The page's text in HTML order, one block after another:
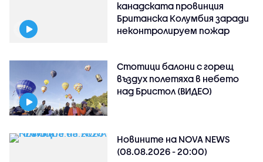
канадската провинция
Британска Колумбия заради
неконтролируем пожар
Стотици балони с горещ
въздух полетяха в небето
над Бристол (ВИДЕО)
Новините на NOVA NEWS
(08.08.2026 - 20:00)